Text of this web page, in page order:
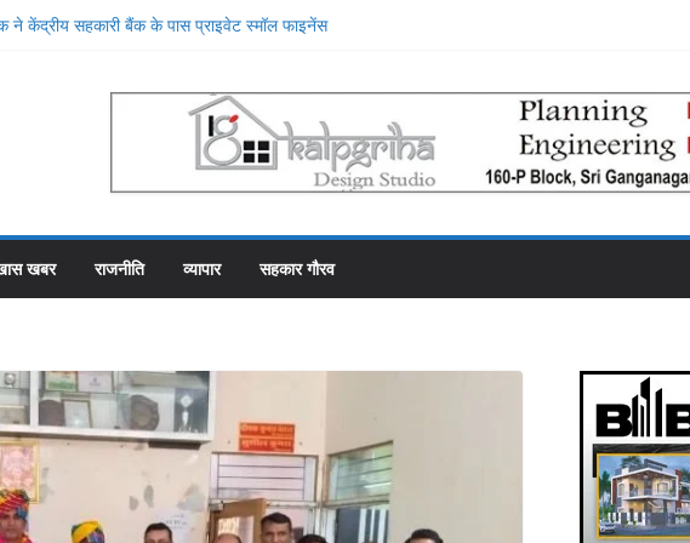
ने केंद्रीय सहकारी बैंक के पास प्राइवेट स्मॉल फाइनेंस
पर रहे सहकारी भंडार के पास कर्मचारियों को वेतन देने
काट रहे 31 कर्मचारी
योजना में गड़बड़ी की एक और एजेंसी ने शुरू की जांच
महल में रोजगार उत्सव और मीडिया मैनेजमेंट
समिति व्यवस्थापकों की मिलीभगत से फसल बीमा में
खबर राजनीति व्यापार सहकार गौरव